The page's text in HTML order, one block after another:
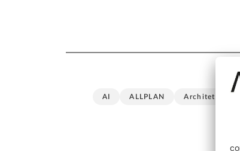
AI ALLPLAN Architettura